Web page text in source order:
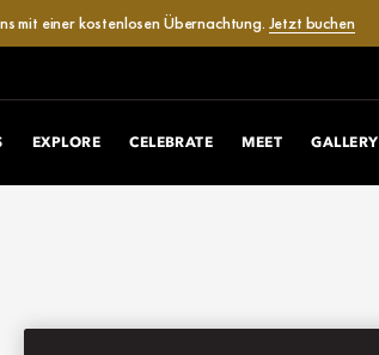
mit einer kostenlosen Übernachtung. Jetzt buchen
EXPLORE CELEBRATE MEET GALLERY